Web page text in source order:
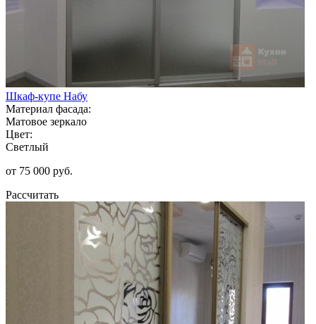
Шкаф-купе Набу
Материал фасада:
Матовое зеркало
Цвет:
Светлый
от 75 000 руб.
Рассчитать